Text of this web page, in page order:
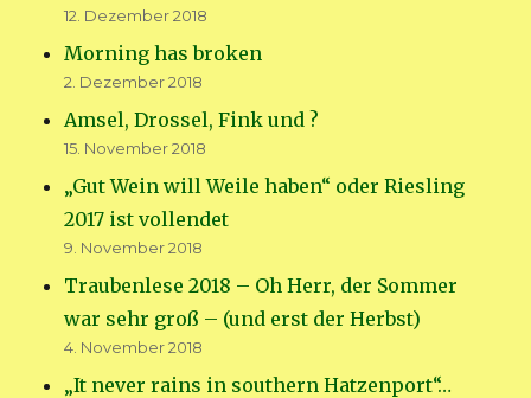
12. Dezember 2018
Morning has broken
2. Dezember 2018
Amsel, Drossel, Fink und ?
15. November 2018
„Gut Wein will Weile haben“ oder Riesling
2017 ist vollendet
9. November 2018
Traubenlese 2018 – Oh Herr, der Sommer
war sehr groß – (und erst der Herbst)
4. November 2018
„It never rains in southern Hatzenport“…